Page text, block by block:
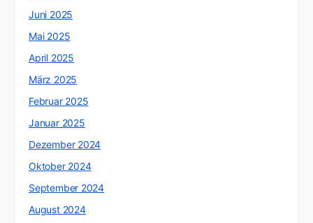
Juni 2025
Mai 2025
April 2025
März 2025
Februar 2025
Januar 2025
Dezember 2024
Oktober 2024
September 2024
August 2024